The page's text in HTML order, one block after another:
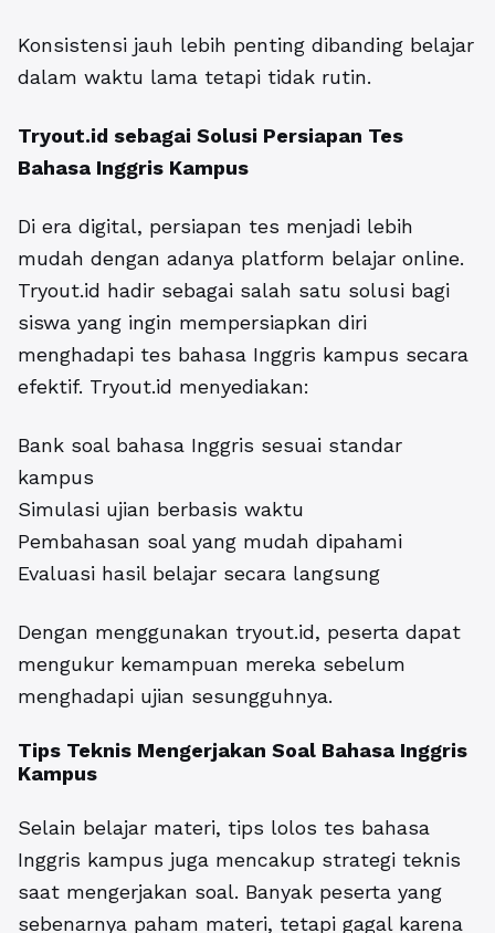
Konsistensi jauh lebih penting dibanding belajar
dalam waktu lama tetapi tidak rutin.
Tryout.id sebagai Solusi Persiapan Tes
Bahasa Inggris Kampus
Di era digital, persiapan tes menjadi lebih
mudah dengan adanya platform belajar online.
Tryout.id hadir sebagai salah satu solusi bagi
siswa yang ingin mempersiapkan diri
menghadapi tes bahasa Inggris kampus secara
efektif. Tryout.id menyediakan:
Bank soal bahasa Inggris sesuai standar
kampus
Simulasi ujian berbasis waktu
Pembahasan soal yang mudah dipahami
Evaluasi hasil belajar secara langsung
Dengan menggunakan tryout.id, peserta dapat
mengukur kemampuan mereka sebelum
menghadapi ujian sesungguhnya.
Tips Teknis Mengerjakan Soal Bahasa Inggris
Kampus
Selain belajar materi, tips lolos tes bahasa
Inggris kampus juga mencakup strategi teknis
saat mengerjakan soal. Banyak peserta yang
sebenarnya paham materi, tetapi gagal karena